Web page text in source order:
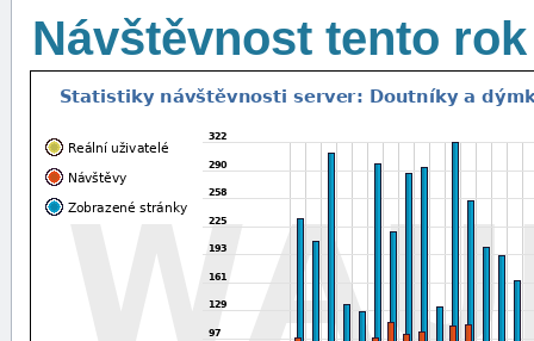
Návštěvnost tento